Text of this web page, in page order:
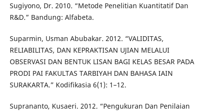
Sugiyono, Dr. 2010. “Metode Penelitian Kuantitatif Dan
R&D.” Bandung: Alfabeta.
Suparmin, Usman Abubakar. 2012. “VALIDITAS,
RELIABILITAS, DAN KEPRAKTISAN UJIAN MELALUI
OBSERVASI DAN BENTUK LISAN BAGI KELAS BESAR PADA
PRODI PAI FAKULTAS TARBIYAH DAN BAHASA IAIN
SURAKARTA.” Kodifikasia 6(1): 1–12.
Suprananto, Kusaeri. 2012. “Pengukuran Dan Penilaian